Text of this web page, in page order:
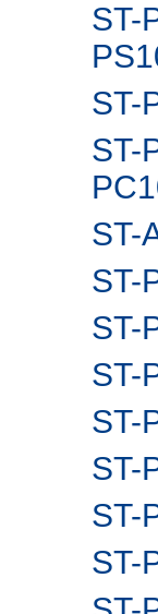
ST-
ST-
ST-
ST-
ST-
ST-
ST-
ST-
ST-
ST-
ST-